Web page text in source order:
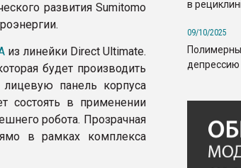
развития Sumitomo
из линейки Direct Ultimate.
будет производить
панель корпуса
состоять в применении
робота. Прозрачная
в рамках комплекса
в
09/10/2025
депрессию